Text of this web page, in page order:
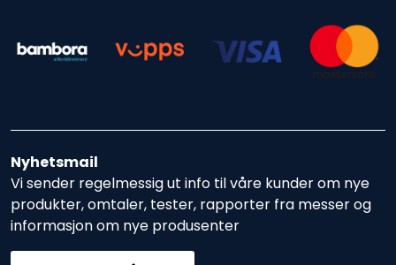
Nyhetsmail
Vi sender regelmessig ut info til våre kunder om nye
produkter, omtaler, tester, rapporter fra messer og
informasjon om nye produsenter